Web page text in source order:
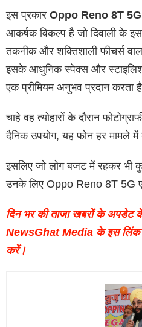
इस प्रकार Oppo Reno 8T 5G
आकर्षक विकल्प है जो दिवाली के
तकनीक और शक्तिशाली फीचर्स
इसके आधुनिक स्पेक्स और
एक प्रीमियम अनुभव प्रदान करता
चाहे वह त्योहारों के दौरान
दैनिक उपयोग, यह फोन हर मामले में
इसलिए जो लोग बजट में रहकर भी
उनके लिए Oppo Reno 8T 5G
दिन भर की ताजा खबरों के
NewsGhat Media के इस लिंक
करें।